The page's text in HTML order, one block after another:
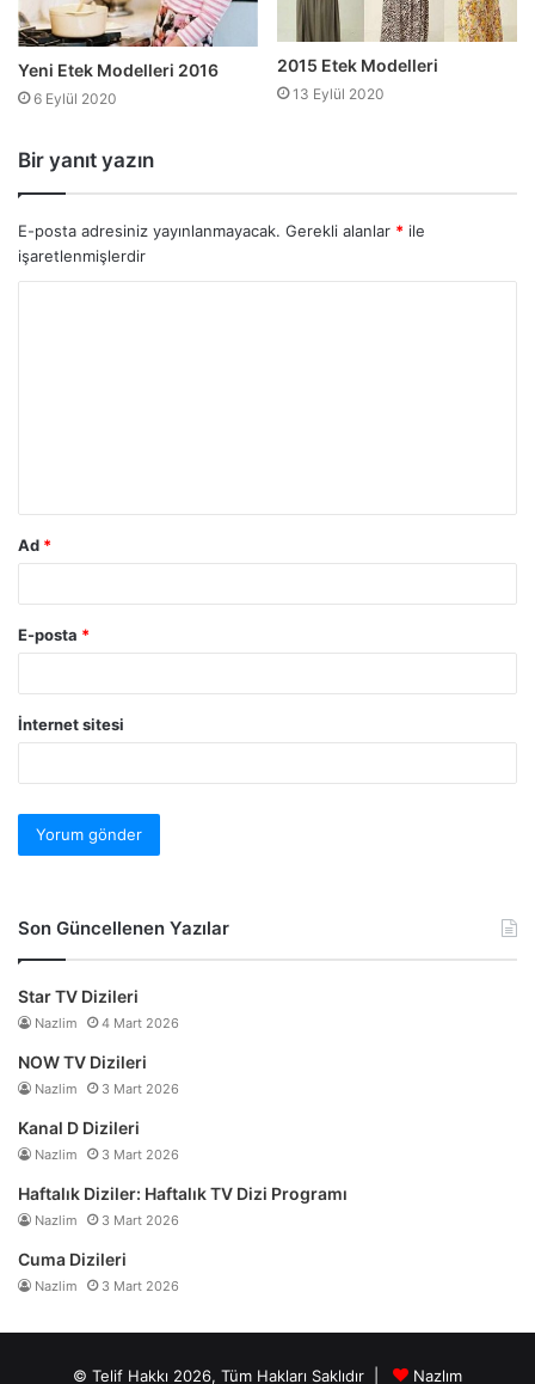
Yeni Etek Modelleri 2016
6 Eylül 2020
2015 Etek Modelleri
13 Eylül 2020
Bir yanıt yazın
E-posta adresiniz yayınlanmayacak. Gerekli alanlar * ile
işaretlenmişlerdir
Ad *
E-posta *
İnternet sitesi
Son Güncellenen Yazılar
Star TV Dizileri
Nazlim 4 Mart 2026
NOW TV Dizileri
Nazlim 3 Mart 2026
Kanal D Dizileri
Nazlim 3 Mart 2026
Haftalık Diziler: Haftalık TV Dizi Programı
Nazlim 3 Mart 2026
Cuma Dizileri
Nazlim 3 Mart 2026
© Telif Hakkı 2026, Tüm Hakları Saklıdır | Nazlım